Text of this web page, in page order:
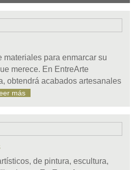
materiales para enmarcar su
merece. En EntreArte
obtendrá acabados artesanales
más
de pintura, escultura,